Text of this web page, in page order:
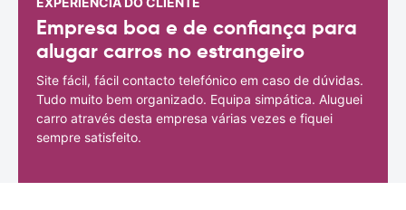
Empresa boa e de confiança para
alugar carros no estrangeiro
Site fácil, fácil contacto telefónico em caso de dúvidas.
Tudo muito bem organizado. Equipa simpática. Aluguei
carro através desta empresa várias vezes e fiquei
sempre satisfeito.